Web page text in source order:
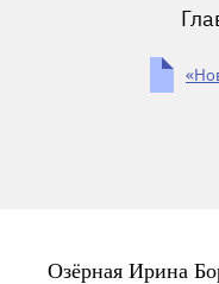
Озёрная Ирина